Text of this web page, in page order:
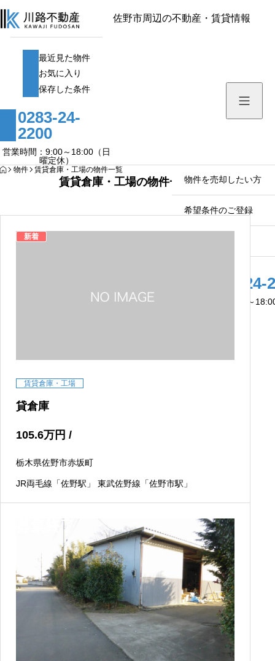
保存した条件
家探し・活用の豆知識
物件を売却したい方
希望条件のご登録
0283-24-
営業時間：9:00～
佐野市周辺の不動産・賃貸情報
最近見た物件
お気に入り
保存した条件
0283-24-
2200
営業時間：9:00～18:00（日
曜定休）
HOME
物件 賃貸倉庫・工場の物件一覧
賃貸倉庫・工場の物件一覧
新着
賃貸倉庫・工場
貸倉庫
105.6万円 /
栃木県佐野市赤坂町
JR両毛線「佐野駅」 東武佐野線「佐野市駅」
募集終了